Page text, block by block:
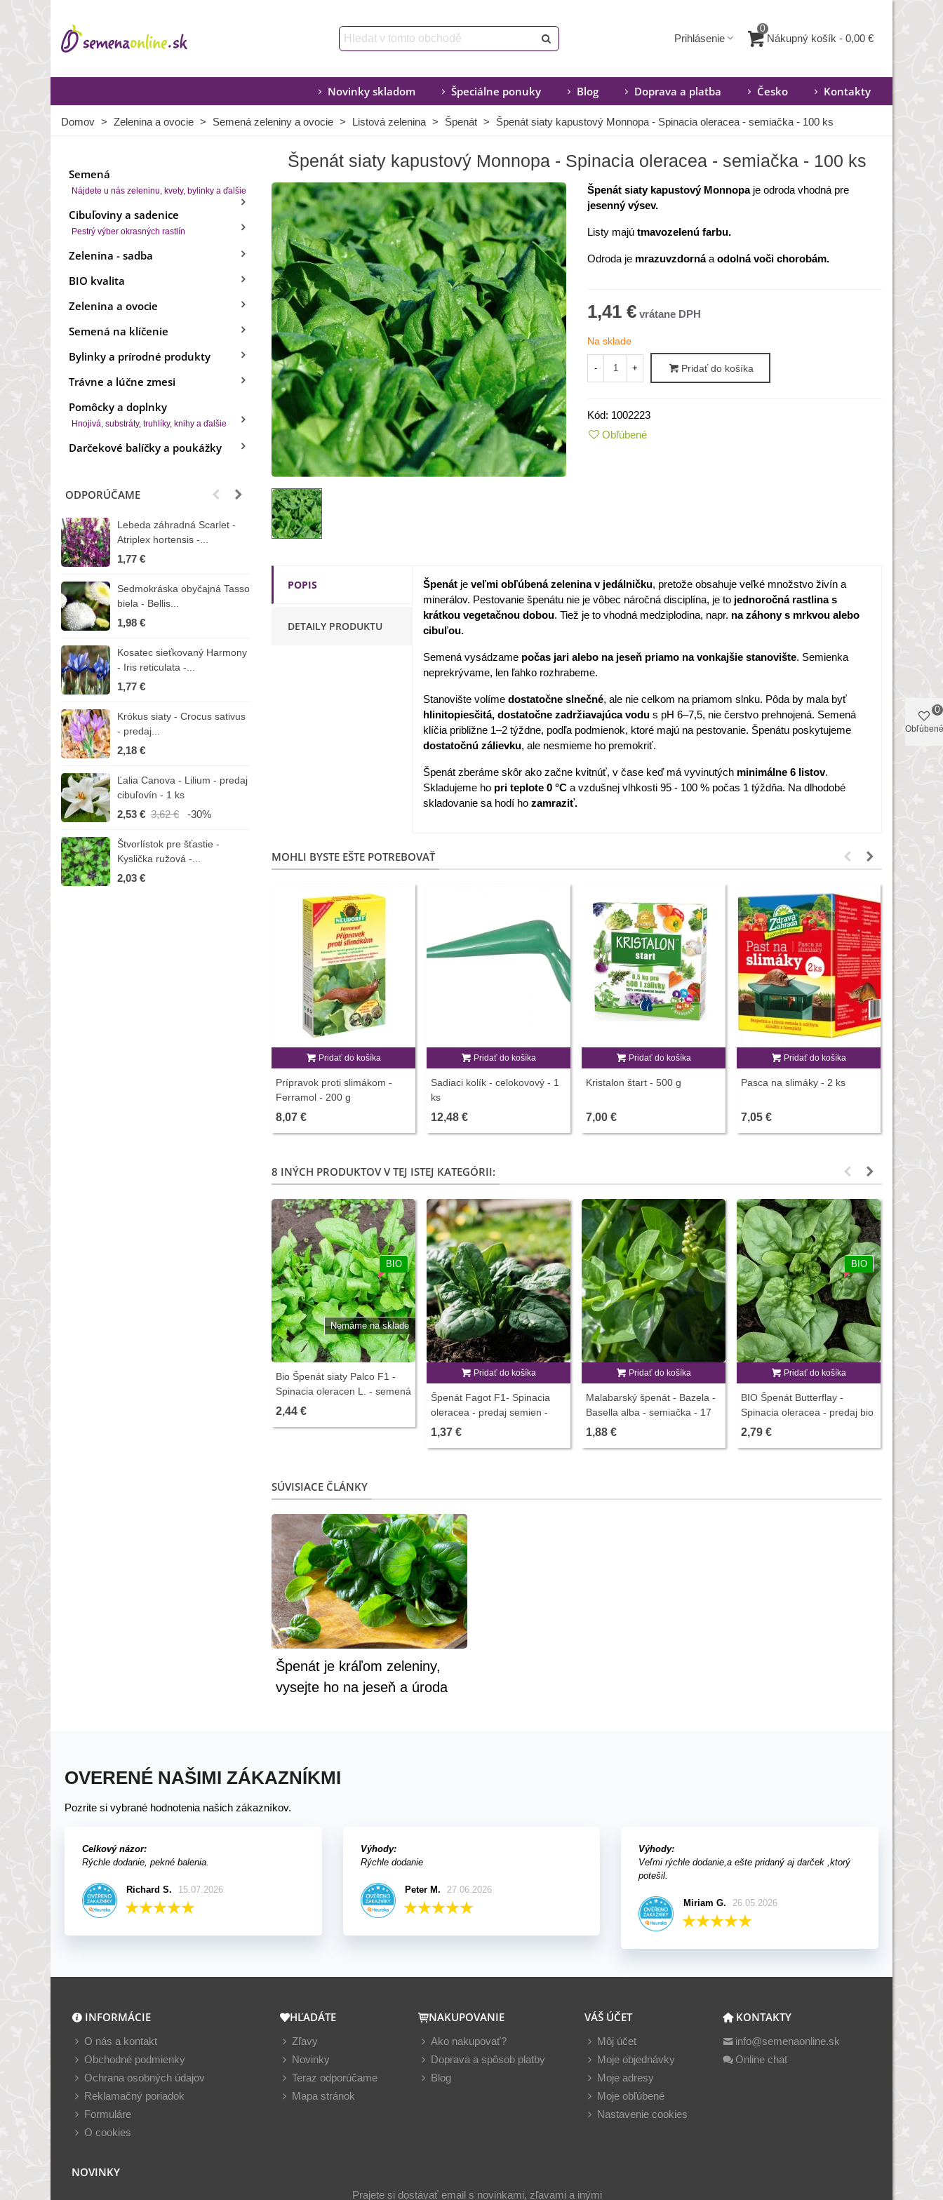
Prihlásenie
0
Nákupný košík - 0,00 €
Novinky skladom Špeciálne ponuky Blog Doprava a platba Česko Kontakty
Domov > Zelenina a ovocie > Semená zeleniny a ovocie > Listová zelenina > Špenát > Špenát siaty kapustový Monnopa - Spinacia oleracea - semiačka - 100 ks
Semená
Nájdete u nás zeleninu, kvety, bylinky a ďalšie
Cibuľoviny a sadenice
Pestrý výber okrasných rastlín
Zelenina - sadba
BIO kvalita
Zelenina a ovocie
Semená na klíčenie
Bylinky a prírodné produkty
Trávne a lúčne zmesi
Pomôcky a doplnky
Hnojivá, substráty, truhlíky, knihy a ďalšie
Darčekové balíčky a poukážky
ODPORÚČAME
Lebeda záhradná Scarlet -
Atriplex hortensis -...
1,77 €
Sedmokráska obyčajná Tasso
biela - Bellis...
1,98 €
Kosatec sieťkovaný Harmony
- Iris reticulata -...
1,77 €
Krókus siaty - Crocus sativus
- predaj...
2,18 €
Ľalia Canova - Lilium - predaj
cibuľovín - 1 ks
2,53 € 3,62 € -30%
Štvorlístok pre šťastie -
Kyslička ružová -...
2,03 €
BIO Kaleráb Dyna - Brassica
oleracea var....
Zornica plnokvetá Amarantia -
7,05 €
Kapucínka nízka - Alaska Mix
Cichorium intybus - predaj...
Ranunculus asiaticus...
Špenát siaty kapustový Monnopa - Spinacia oleracea - semiačka - 100 ks
Špenát siaty kapustový Monnopaje odroda vhodná pre
jesenný výsev.
Listy majú tmavozelenú farbu.
Odroda je mrazuvzdornáa odolná voči chorobám.
1,41 €
Na sklade
- + Pridať do košíka
Kód: 1002223
Obľúbené
POPIS
DETAILY PRODUKTU
Špenát je veľmi obľúbená zelenina v jedálničku, pretože obsahuje veľké množstvo živín a
minerálov. Pestovanie špenátu nie je vôbec náročná disciplína, je to jednoročná rastlina s
krátkou vegetačnou dobou. Tiež je to vhodná medziplodina, napr. na záhony s mrkvou alebo
cibuľou.
Semená vysádzame počas jari alebo na jeseň priamo na vonkajšie stanovište. Semienka
neprekrývame, len ľahko rozhrabeme.
Stanovište volíme dostatočne slnečné, ale nie celkom na priamom slnku. Pôda by mala byť
hlinitopiesčitá, dostatočne zadržiavajúca vodu s pH 6–7,5, nie čerstvo prehnojená. Semená
klíčia približne 1–2 týždne, podľa podmienok, ktoré majú na pestovanie. Špenátu poskytujeme
dostatočnú zálievku, ale nesmieme ho premokriť.
Špenát zberáme skôr ako začne kvitnúť, v čase keď má vyvinutých minimálne 6 listov.
Skladujeme ho pri teplote 0 °C a vzdušnej vlhkosti 95 - 100 % počas 1 týždňa. Na dlhodobé
skladovanie sa hodí ho zamraziť.
MOHLI BYSTE EŠTE POTREBOVAŤ
Pridať do košíka
Prípravok proti slimákom -
Ferramol - 200 g
8,07 €
Pridať do košíka
Sadiaci kolík - celokovový - 1
ks
12,48 €
Pridať do košíka
Kristalon štart - 500 g
7,00 €
Pridať do košíka
Pasca na slimáky - 2 ks
7,05 €
8 INÝCH PRODUKTOV V TEJ ISTEJ KATEGÓRII:
BIO
Nemáme na sklade
Bio Špenát siaty Palco F1 -
Spinacia oleracen L. - semená
bio osív - 70 ks
2,44 €
Pridať do košíka
Špenát Fagot F1- Spinacia
oleracea - predaj semien -
200 ks
1,37 €
Pridať do košíka
Malabarský špenát - Bazela -
Basella alba - semiačka - 17
ks
1,88 €
BIO
Pridať do košíka
BIO Špenát Butterflay -
Spinacia oleracea - predaj bio
semien - 70 ks
2,79 €
SÚVISIACE ČLÁNKY
Špenát je kráľom zeleniny,
vysejte ho na jeseň a úroda
OVERENÉ NAŠIMI ZÁKAZNÍKMI
Pozrite si vybrané hodnotenia našich zákazníkov.
Celkový názor:
Rýchle dodanie, pekné balenia.
Richard S. 15.07.2026
Výhody:
Rýchle dodanie
Peter M. 27.06.2026
Výhody:
Veľmi rýchle dodanie,a ešte pridaný aj darček ,ktorý
potešil.
Miriam G. 26.05.2026
INFORMÁCIE
O nás a kontakt
Obchodné podmienky
Ochrana osobných údajov
Reklamačný poriadok
Formuláre
O cookies
HĽADÁTE
Zľavy
Novinky
Teraz odporúčame
Mapa stránok
NAKUPOVANIE
Ako nakupovať?
Doprava a spôsob platby
Blog
VÁŠ ÚČET
Môj účet
Moje objednávky
Moje adresy
Moje obľúbené
Nastavenie cookies
KONTAKTY
info@semenaonline.sk
Online chat
NOVINKY
Prajete si dostávať email s novinkami, zľavami a inými
Obľúbené
0